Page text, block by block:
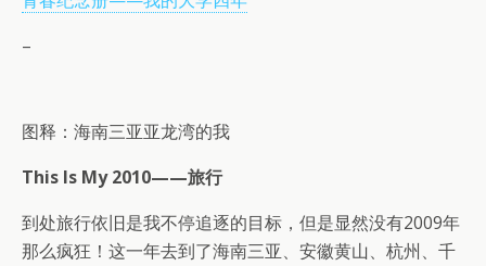
–
图释：海南三亚亚龙湾的我
This Is My 2010——旅行
到处旅行依旧是我不停追逐的目标，但是显然没有2009年
那么疯狂！这一年去到了海南三亚、安徽黄山、杭州、千